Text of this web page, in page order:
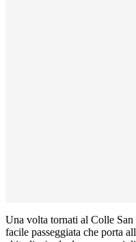
Una volta tornati al Colle San
facile passeggiata che porta